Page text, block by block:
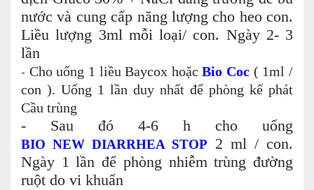
nước và cung cấp năng lượng cho heo con.
Liều lượng 3ml mỗi loại/ con. Ngày 2- 3
lần
- Cho uống 1 liều Baycox hoặcBio Coc ( 1ml /
con ). Uống 1 lần duy nhất để phòng kế phát
Cầu trùng
- Sau đó 4-6 h cho uống
BIO NEW DIARRHEA STOP
2 ml / con.
Ngày 1 lần để phòng nhiễm trùng đường
ruột do vi khuẩn